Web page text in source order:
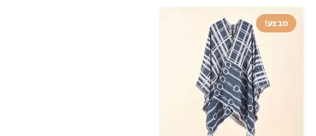
היה:
₪83.70.
הוא:
מבצע!